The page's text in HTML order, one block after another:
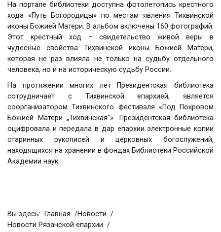
На портале библиотеки доступна фотолетопись крестного
хода «Путь Богородицы» по местам явления Тихвинской
иконы Божией Матери. В альбом включены 160 фотографий.
Этот крестный ход – свидетельство живой веры в
чудесные свойства Тихвинской иконы Божией Матери,
которая не раз влияла не только на судьбу отдельного
человека, но и на историческую судьбу России.
На протяжении многих лет Президентская библиотека
сотрудничает с Тихвинской епархией, является
соорганизатором Тихвинского фестиваля «Под Покровом
Божией Матери „Тихвинская“». Президентская библиотека
оцифровала и передала в дар епархии электронные копии
старинных рукописей и церковных богослужений,
находящихся на хранении в фондах Библиотеки Российской
Академии наук.
Вы здесь: Главная
Новости
Новости Рязанской епархии